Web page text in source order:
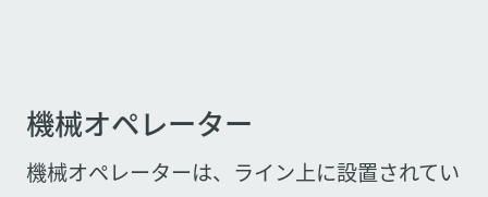
機械オペレーター
機械オペレーターは、ライン上に設置されてい